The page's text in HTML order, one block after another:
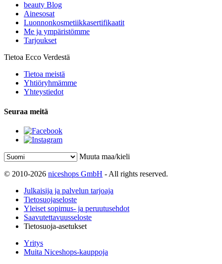
beauty Blog
Ainesosat
Luonnonkosmetiikkasertifikaatit
Me ja ympäristömme
Tarjoukset
Tietoa Ecco Verdestä
Tietoa meistä
Yhtiöryhmämme
Yhteystiedot
Seuraa meitä
Muuta maa/kieli
© 2010-2026 niceshops GmbH - All rights reserved.
Julkaisija ja palvelun tarjoaja
Tietosuojaseloste
Yleiset sopimus- ja peruutusehdot
Saavutettavuusseloste
Tietosuoja-asetukset
Yritys
Muita Niceshops-kauppoja